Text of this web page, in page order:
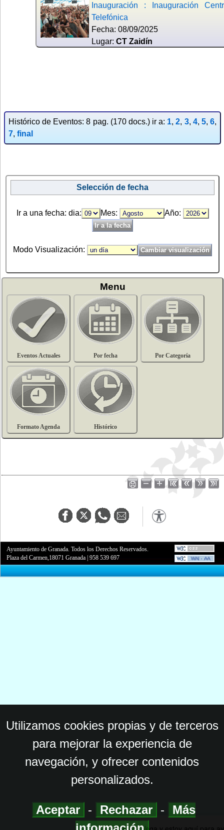
Inauguración : Inauguración
Telefónica
Fecha: 08/09/2025
Lugar: CT Zaidín
Histórico de Eventos: 8 pag. (170 docs.) ir a: 1,2, 3, 4, 5,6,
7, final
Selección de fecha
Ir a una fecha: dia: Mes: Año:
Modo Visualización:
Menu
Eventos Actuales Por fecha Por Categoría
Formato Agenda Histórico
Ayuntamiento de Granada. Todos los Derechos Reservados.
Plaza del Carmen,18071 Granada |958 539 697
Utilizamos cookies propias y de terceros
para mejorar la experiencia de
navegación, y ofrecer contenidos
personalizados.
Aceptar - Rechazar -
Más